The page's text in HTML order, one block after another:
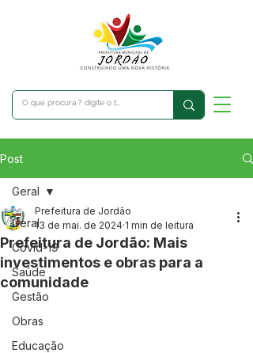
Post
Geral
Covid-19
Saúde
Gestão
Obras
Educação
Geral
Prefeitura de Jordão: Mais
investimentos e obras para a
comunidade
Prefeitura de Jordão
13 de mai. de 2024 1 min de leitura